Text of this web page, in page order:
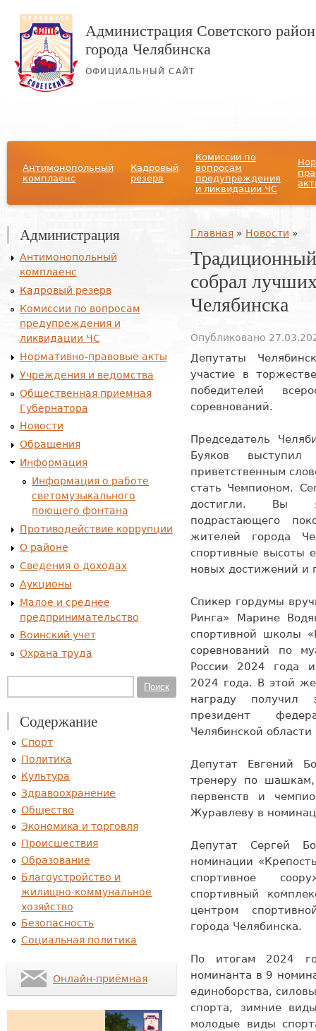
Администрация Советского
города Челябинска
ОФИЦИАЛЬНЫЙ САЙТ
Антимонопольный
комплаенс
Кадровый
резерв
Комиссии по
вопросам
предупреждения
и ликвидации ЧС
Вы здесь
Главная » Новости »
собрал
Челябинска
Опубликовано
Депутаты
участие в
победителей
соревнований.
Председатель
Буяков
приветственным
стать Чемпионом.
достигли. Вы
подрастающего
жителей города
спортивные высоты
новых достижений и
Спикер гордумы
Ринга» Марине
спортивной школы
соревнований по
России 2024 года
2024 года. В этой
награду получил
президент
Челябинской
Депутат Евгений
тренеру по шашкам,
первенств и
Журавлеву в
Депутат Сергей
номинации
спортивное
спортивный
центром
города Челябинска.
По итогам 2024
номинанта в 9
единоборства,
спорта, зимние
молодые виды
Администрация
Антимонопольный
комплаенс
Кадровый резерв
Комиссии по вопросам
предупреждения и
ликвидации ЧС
Нормативно-правовые акты
Учреждения и ведомства
Общественная приемная
Губернатора
Новости
Обращения
Информация
Информация о работе
светомузыкального
поющего фонтана
Противодействие коррупции
О районе
Сведения о доходах
Аукционы
Малое и среднее
предпринимательство
Воинский учет
Охрана труда
Поиск
Содержание
Спорт
Политика
Культура
Здравоохранение
Общество
Экономика и торговля
Происшествия
Образование
Благоустройство и
жилищно-коммунальное
хозяйство
Безопасность
Социальная политика
Онлайн-приёмная